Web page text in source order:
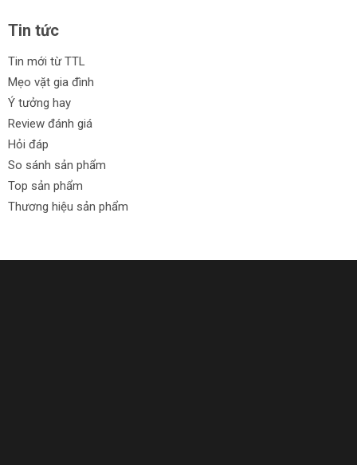
Tin tức
Tin mới từ TTL
Mẹo vặt gia đình
Ý tưởng hay
Review đánh giá
Hỏi đáp
So sánh sản phẩm
Top sản phẩm
Thương hiệu sản phẩm